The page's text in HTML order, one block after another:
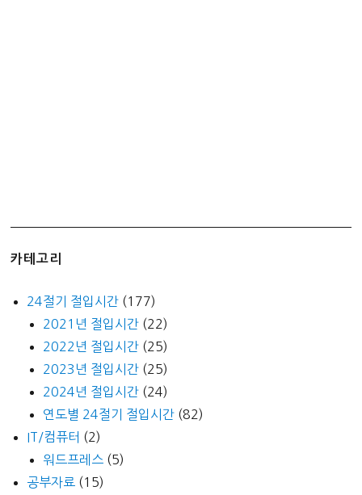
카테고리
24절기 절입시간 (177)
2021년 절입시간 (22)
2022년 절입시간 (25)
2023년 절입시간 (25)
2024년 절입시간 (24)
연도별 24절기 절입시간 (82)
IT/컴퓨터 (2)
워드프레스 (5)
공부자료 (15)